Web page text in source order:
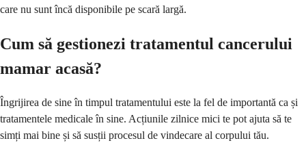
care nu sunt încă disponibile pe scară largă.
Cum să gestionezi tratamentul cancerului
mamar acasă?
Îngrijirea de sine în timpul tratamentului este la fel de importantă ca și
tratamentele medicale în sine. Acțiunile zilnice mici te pot ajuta să te
simți mai bine și să susții procesul de vindecare al corpului tău.